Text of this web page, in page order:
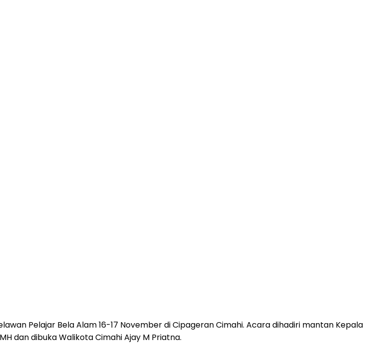
Pelajar Bela Alam 16-17 November di Cipageran Cimahi. Acara dihadiri mantan Kepala
dan dibuka Walikota Cimahi Ajay M Priatna.